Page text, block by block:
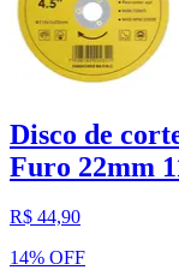
Disco de
Furo 22mm
R$ 44,90
14% OFF